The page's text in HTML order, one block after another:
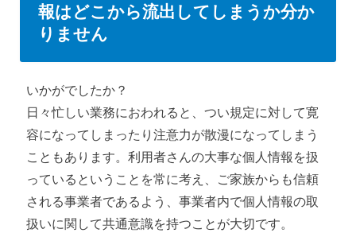
報はどこから流出してしまうか分か
りません
いかがでしたか？
日々忙しい業務におわれると、つい規定に対して寛
容になってしまったり注意力が散漫になってしまう
こともあります。利用者さんの大事な個人情報を扱
っているということを常に考え、ご家族からも信頼
される事業者であるよう、事業者内で個人情報の取
扱いに関して共通意識を持つことが大切です。